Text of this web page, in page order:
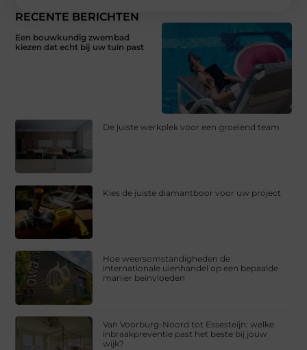
RECENTE BERICHTEN
Een bouwkundig zwembad
kiezen dat echt bij uw tuin past
De juiste werkplek voor een groeiend team
Kies de juiste diamantboor voor uw project
Hoe weersomstandigheden de
internationale uienhandel op een bepaalde
manier beïnvloeden
Van Voorburg-Noord tot Essesteijn: welke
inbraakpreventie past het beste bij jouw
wijk?